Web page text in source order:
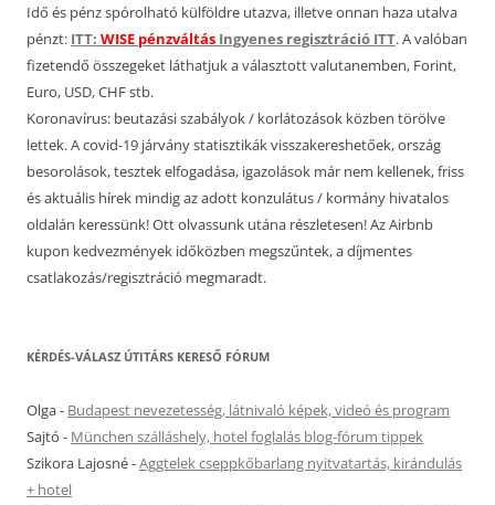
Idő és pénz spórolható külföldre utazva, illetve onnan haza utalva
pénzt: ITT: WISE pénzváltás Ingyenes regisztráció ITT. A valóban
fizetendő összegeket láthatjuk a választott valutanemben, Forint,
Euro, USD, CHF stb.
Koronavírus: beutazási szabályok / korlátozások közben törölve
lettek. A covid-19 járvány statisztikák visszakereshetőek, ország
besorolások, tesztek elfogadása, igazolások már nem kellenek, friss
és aktuális hírek mindig az adott konzulátus / kormány hivatalos
oldalán keressünk! Ott olvassunk utána részletesen! Az Airbnb
kupon kedvezmények időközben megszűntek, a díjmentes
csatlakozás/regisztráció megmaradt.
KÉRDÉS-VÁLASZ ÚTITÁRS KERESŐ FÓRUM
Olga- Budapest nevezetesség, látnivaló képek, videó és program
Sajtó - München szálláshely, hotel foglalás blog-fórum tippek
Szikora Lajosné-Aggtelek cseppkőbarlang nyitvatartás, kirándulás
+ hotel